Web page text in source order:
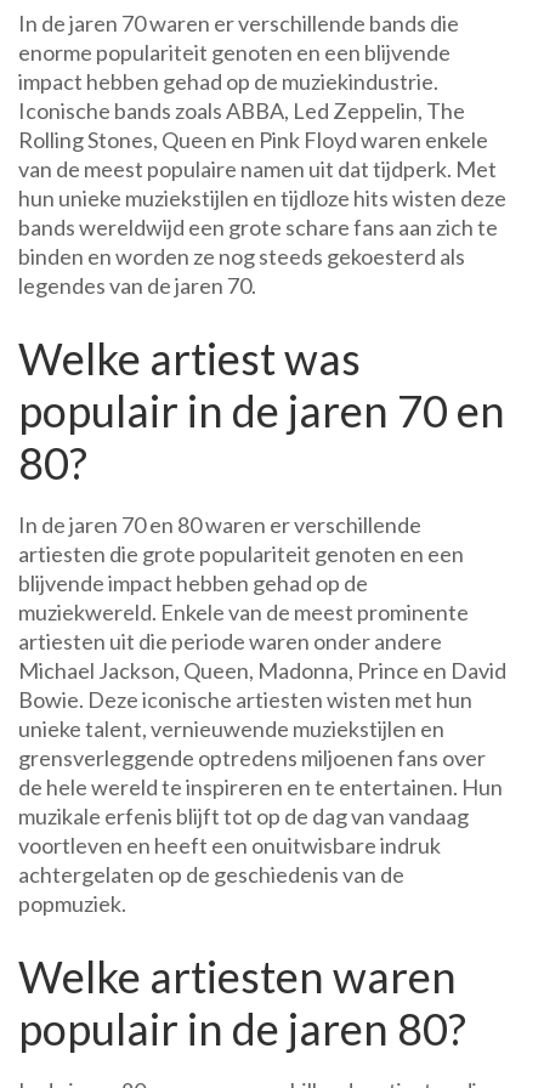
In de jaren 70 waren er verschillende bands die
enorme populariteit genoten en een blijvende
impact hebben gehad op de muziekindustrie.
Iconische bands zoals ABBA, Led Zeppelin, The
Rolling Stones, Queen en Pink Floyd waren enkele
van de meest populaire namen uit dat tijdperk. Met
hun unieke muziekstijlen en tijdloze hits wisten deze
bands wereldwijd een grote schare fans aan zich te
binden en worden ze nog steeds gekoesterd als
legendes van de jaren 70.
Welke artiest was
populair in de jaren 70 en
80?
In de jaren 70 en 80 waren er verschillende
artiesten die grote populariteit genoten en een
blijvende impact hebben gehad op de
muziekwereld. Enkele van de meest prominente
artiesten uit die periode waren onder andere
Michael Jackson, Queen, Madonna, Prince en David
Bowie. Deze iconische artiesten wisten met hun
unieke talent, vernieuwende muziekstijlen en
grensverleggende optredens miljoenen fans over
de hele wereld te inspireren en te entertainen. Hun
muzikale erfenis blijft tot op de dag van vandaag
voortleven en heeft een onuitwisbare indruk
achtergelaten op de geschiedenis van de
popmuziek.
Welke artiesten waren
populair in de jaren 80?